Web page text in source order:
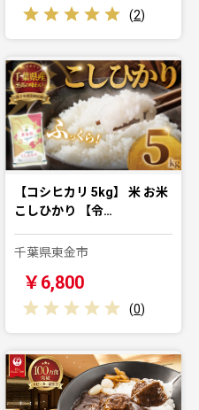
(2)
【コシヒカリ 5kg】 米 お米
こしひかり 【令…
千葉県東金市
￥6,800
(0)